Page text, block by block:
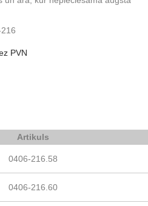
PVN
Artikuls
0406-216.58
0406-216.60